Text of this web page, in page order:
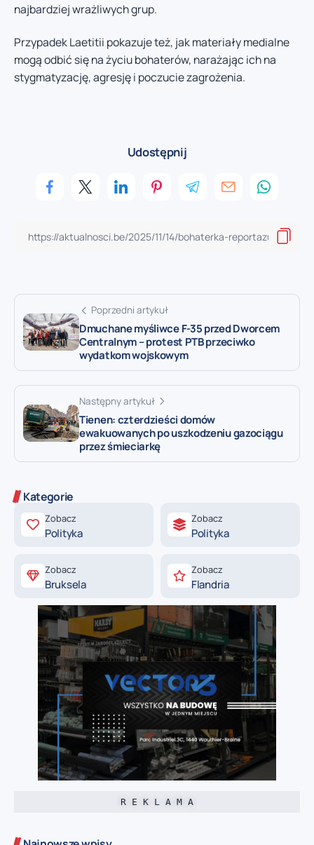
najbardziej wrażliwych grup.
Przypadek Laetitii pokazuje też, jak materiały medialne
mogą odbić się na życiu bohaterów, narażając ich na
stygmatyzację, agresję i poczucie zagrożenia.
Udostępnij
Poprzedni artykuł
Dmuchane myśliwce F-35 przed Dworcem
Centralnym – protest PTB przeciwko
wydatkom wojskowym
Następny artykuł
Tienen: czterdzieści domów
ewakuowanych po uszkodzeniu gazociągu
przez śmieciarkę
Kategorie
Zobacz
Polityka
Zobacz
Polityka
Zobacz
Bruksela
Zobacz
Flandria
R E K L A M A